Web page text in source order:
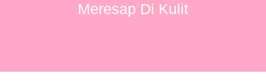
Meresap Di Kulit